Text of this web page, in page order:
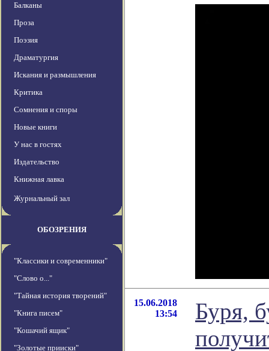
Балканы
Проза
Поэзия
Драматургия
Искания и размышления
Критика
Сомнения и споры
Новые книги
У нас в гостях
Издательство
Книжная лавка
Журнальный зал
ОБОЗРЕНИЯ
"Классики и современники"
"Слово о..."
"Тайная история творений"
"Книга писем"
"Кошачий ящик"
"Золотые прииски"
15.06.2018
13:54
Буря,